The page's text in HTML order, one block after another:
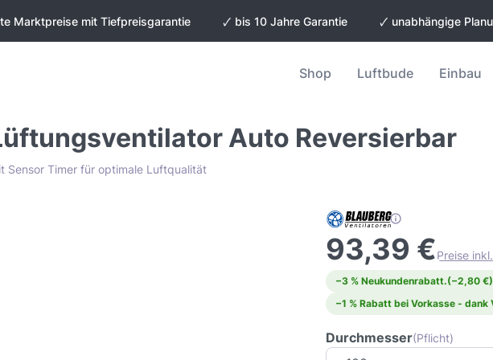
Marktpreise mit Tiefpreisgarantie 🗸 bis 10 Jahre Garantie 🗸 unabhängige
Shop Luftbude Einbau
Auto Reversierbar
Sensor Timer für optimale Luftqualität
93,39 €Preise
−3 % Neukundenrabatt.(−2,80 €)
−1 % Rabatt bei Vorkasse -
Durchmesser(Pflicht)